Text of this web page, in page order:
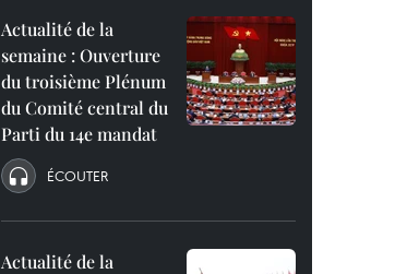
Actualité de la
semaine : Ouverture
du troisième Plénum
du Comité central du
Parti du 14e mandat
ÉCOUTER
Actualité de la